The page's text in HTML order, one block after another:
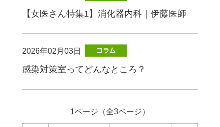
【女医さん特集1】消化器内科｜伊藤医師
2026年02月03日
感染対策室ってどんなところ？
1ページ（全3ページ）